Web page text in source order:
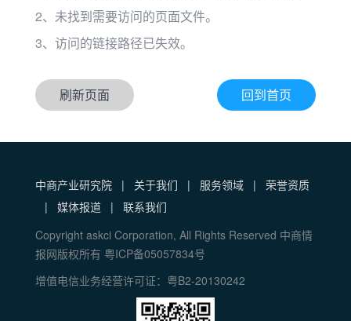
2、未找到需要访问的页面文件。
3、访问的链接路径已失效。
刷新页面 回到首页
中商产业研究院 | 关于我们 | 服务领域 |
荣誉资质
|
媒体报道 |
联系我们
Copyright askci Corporation, All Rights Reserved 中商情
报网版权所有 粤ICP备05057834号
增值电信业务经营许可证：粤B2-20130242